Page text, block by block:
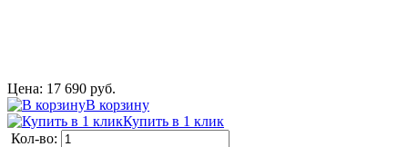
Цена: 17 690 руб.
В корзину
Купить в 1 клик
Кол-во: